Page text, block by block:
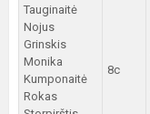
Tauginaitė
Nojus
Grinskis
Monika
Kumponaitė
Rokas
8c